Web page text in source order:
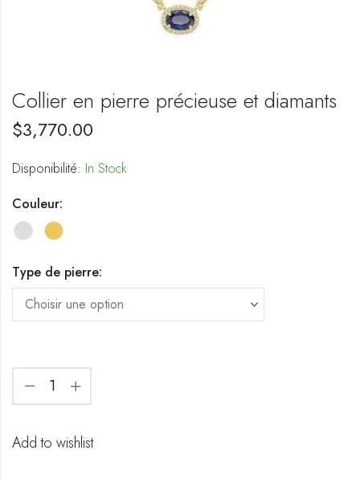
Collier en pierre précieuse et diamants
$3,770.00
Disponibilité: In Stock
Couleur:
Type de pierre:
Add to wishlist